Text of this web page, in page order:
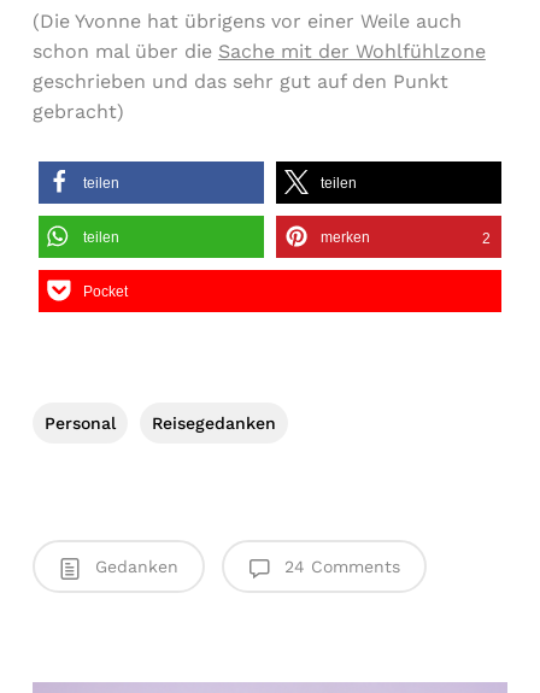
(Die Yvonne hat übrigens vor einer Weile auch
schon mal über die Sache mit der Wohlfühlzone
geschrieben und das sehr gut auf den Punkt
gebracht)
teilen teilen
teilen merken 2
Pocket
Personal Reisegedanken
Gedanken 24 Comments